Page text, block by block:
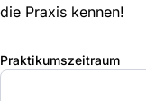
die Praxis kennen!
Praktikumszeitraum